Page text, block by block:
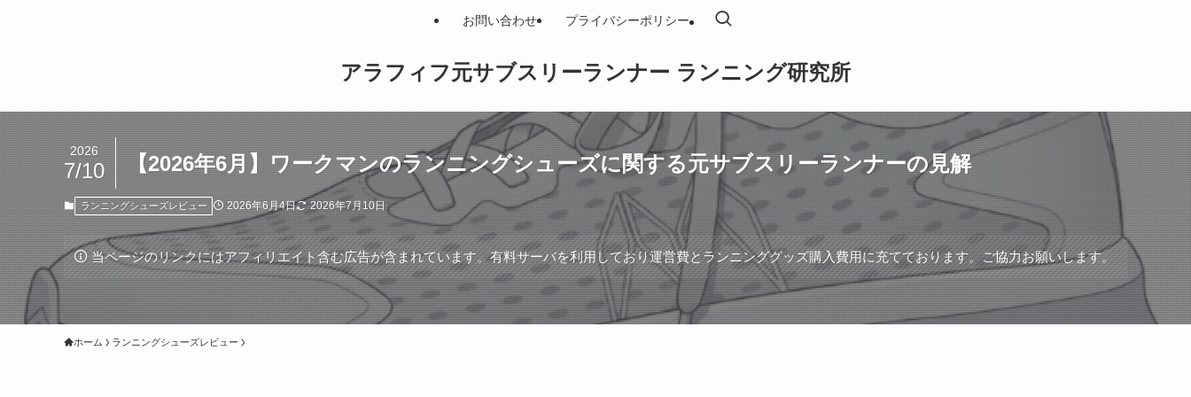
アラフィフ元サブスリーランナー ランニング研究所
お問い合わせ プライバシーポリシー
【2026年6月】ワークマンのランニングシューズに関する元サブスリーランナーの見解
2026
7/10
ランニングシューズレビュー 2026年6月4日 2026年7月10日
当ページのリンクにはアフィリエイト含む広告が含まれています。有料サーバを利用しており運営費とランニンググッズ購入費用に充てております。ご協力お願いします。
ホーム ランニングシューズレビュー